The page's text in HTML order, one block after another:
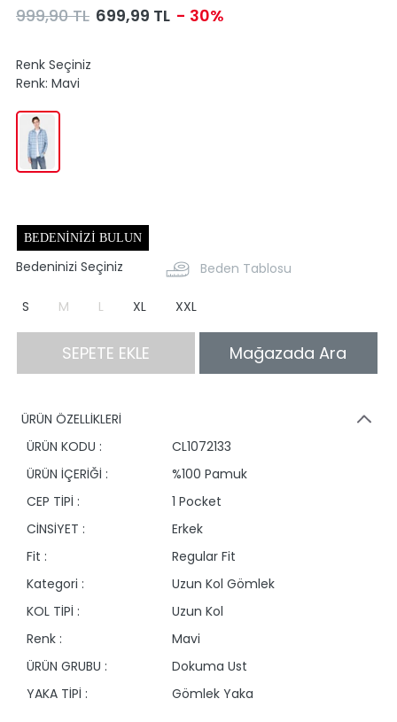
999,90 TL 699,99 TL - 30%
Renk Seçiniz
Renk: Mavi
BEDENINIZI BULUN
Bedeninizi Seçiniz Beden Tablosu
S M L XL XXL
SEPETE EKLE Mağazada Ara
ÜRÜN ÖZELLİKLERİ
ÜRÜN KODU :
CL1072133
ÜRÜN İÇERİĞİ :
%100 Pamuk
CEP TİPİ :
1 Pocket
CİNSİYET :
Erkek
Fit :
Regular Fit
Kategori :
Uzun Kol Gömlek
KOL TİPİ :
Uzun Kol
Renk :
Mavi
ÜRÜN GRUBU :
Dokuma Ust
YAKA TİPİ :
Gömlek Yaka